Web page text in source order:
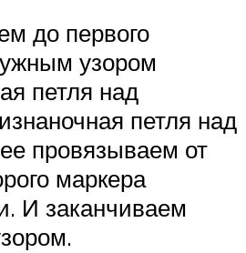
до первого
узором
петля над
петля над
провязываем от
маркера
И заканчиваем